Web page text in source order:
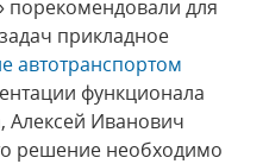
порекомендовали для
прикладное
автотранспортом
функционала
Алексей Иванович
решение необходимо